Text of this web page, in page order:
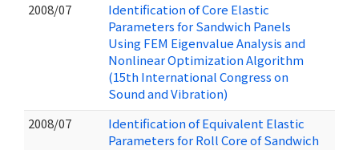
2008/07
Identification of Core Elastic
Parameters for Sandwich Panels
Using FEM Eigenvalue Analysis and
Nonlinear Optimization Algorithm
(15th International Congress on
Sound and Vibration)
2008/07
Identification of Equivalent Elastic
Parameters for Roll Core of Sandwich